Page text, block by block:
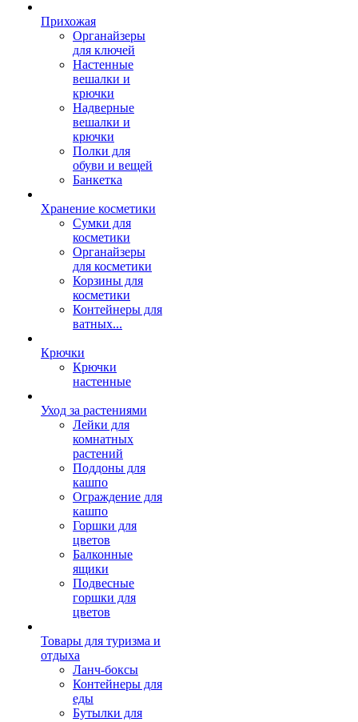
Прихожая
Органайзеры
для ключей
Настенные
вешалки и
крючки
Надверные
вешалки и
крючки
Полки для
обуви и вещей
Банкетка
Хранение косметики
Сумки для
косметики
Органайзеры
для косметики
Корзины для
косметики
Контейнеры для
ватных...
Крючки
Крючки
настенные
Уход за растениями
Лейки для
комнатных
растений
Поддоны для
кашпо
Ограждение для
кашпо
Горшки для
цветов
Балконные
ящики
Подвесные
горшки для
цветов
Товары для туризма и
отдыха
Ланч-боксы
Контейнеры для
еды
Бутылки для